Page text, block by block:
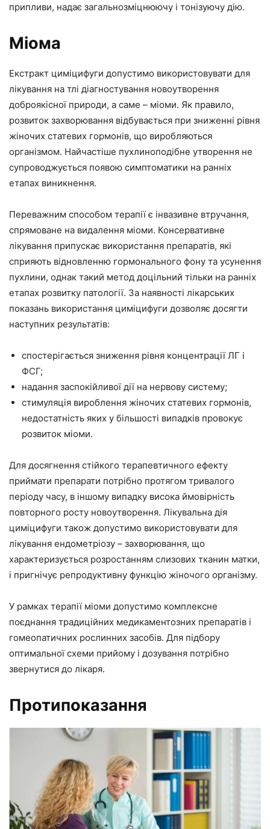
припливи, надає загальнозміцнюючу і тонізуючу дію.
Міома
Екстракт циміцифуги допустимо використовувати для
лікування на тлі діагностування новоутворення
доброякісної природи, а саме – міоми. Як правило,
розвиток захворювання відбувається при зниженні рівня
жіночих статевих гормонів, що виробляються
організмом. Найчастіше пухлиноподібне утворення не
супроводжується появою симптоматики на ранніх
етапах виникнення.
Переважним способом терапії є інвазивне втручання,
спрямоване на видалення міоми. Консервативне
лікування припускає використання препаратів, які
сприяють відновленню гормонального фону та усунення
пухлини, однак такий метод доцільний тільки на ранніх
етапах розвитку патології. За наявності лікарських
показань використання циміцифуги дозволяє досягти
наступних результатів:
спостерігається зниження рівня концентрації ЛГ і
ФСГ;
надання заспокійливої дії на нервову систему;
стимуляція вироблення жіночих статевих гормонів,
недостатність яких у більшості випадків провокує
розвиток міоми.
Для досягнення стійкого терапевтичного ефекту
приймати препарати потрібно протягом тривалого
періоду часу, в іншому випадку висока ймовірність
повторного росту новоутворення. Лікувальна дія
циміцифуги також допустимо використовувати для
лікування ендометріозу – захворювання, що
характеризується розростанням слизових тканин матки,
і пригнічує репродуктивну функцію жіночого організму.
У рамках терапії міоми допустимо комплексне
поєднання традиційних медикаментозних препаратів і
гомеопатичних рослинних засобів. Для підбору
оптимальної схеми прийому і дозування потрібно
звернутися до лікаря.
Протипоказання